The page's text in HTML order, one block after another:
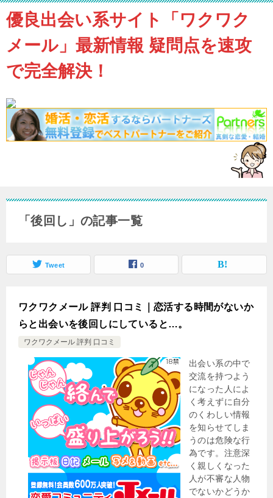
優良出会い系サイト「ワクワク
メール」最新情報 疑問点を速攻
で完全解決！
「後回し」の記事一覧
Tweet 0
ワクワクメール 評判 口コミ｜恋活する時間がないか
らと出会いを後回しにしていると…。
ワクワクメール 評判 口コミ
出会い系の中で
交流を持つよう
になった人によ
く考えずに自分
のくわしい情報
を知らせてしま
うのは危険な行
為です。注意深
く親しくなった
人が不審な人物
でないかどうか